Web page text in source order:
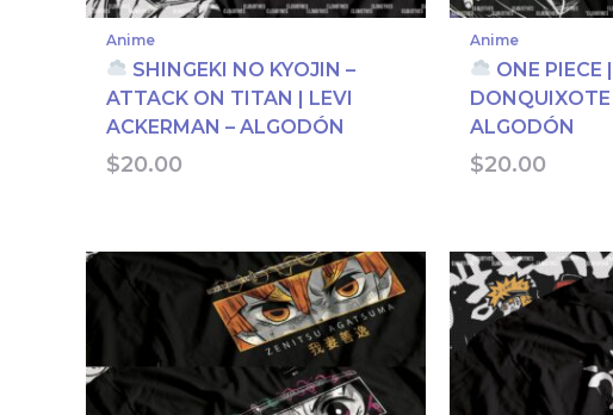
Anime
SHINGEKI NO KYOJIN –
ATTACK ON TITAN | LEVI
ACKERMAN – ALGODÓN
$20.00
Anime
ONE PIECE
ALGODÓN
$20.00